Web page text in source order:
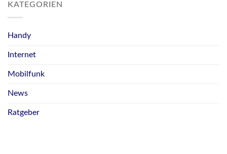
KATEGORIEN
Handy
Internet
Mobilfunk
News
Ratgeber